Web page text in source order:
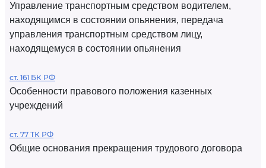
Управление транспортным средством водителем,
находящимся в состоянии опьянения, передача
управления транспортным средством лицу,
находящемуся в состоянии опьянения
ст. 161 БК РФ
Особенности правового положения казенных
учреждений
ст. 77 ТК РФ
Общие основания прекращения трудового договора